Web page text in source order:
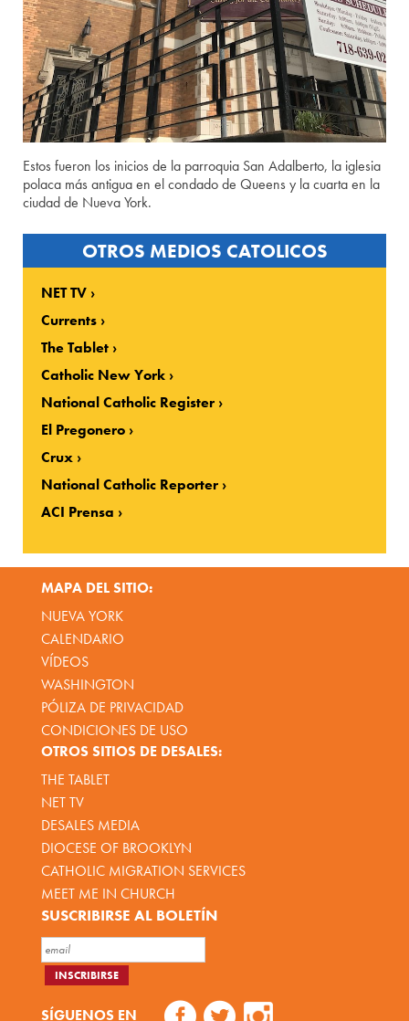
Estos fueron los inicios de la parroquia San Adalberto, la iglesia
polaca más antigua en el condado de Queens y la cuarta en la
ciudad de Nueva York.
OTROS MEDIOS CATOLICOS
NET TV
Currents
The Tablet
Catholic New York
National Catholic Register
El Pregonero
Crux
National Catholic Reporter
ACI Prensa
MAPA DEL SITIO:
NUEVA YORK
CALENDARIO
VÍDEOS
WASHINGTON
PÓLIZA DE PRIVACIDAD
CONDICIONES DE USO
OTROS SITIOS DE DESALES:
THE TABLET
NET TV
DESALES MEDIA
DIOCESE OF BROOKLYN
CATHOLIC MIGRATION SERVICES
MEET ME IN CHURCH
SUSCRIBIRSE AL BOLETÍN
SÍGUENOS EN